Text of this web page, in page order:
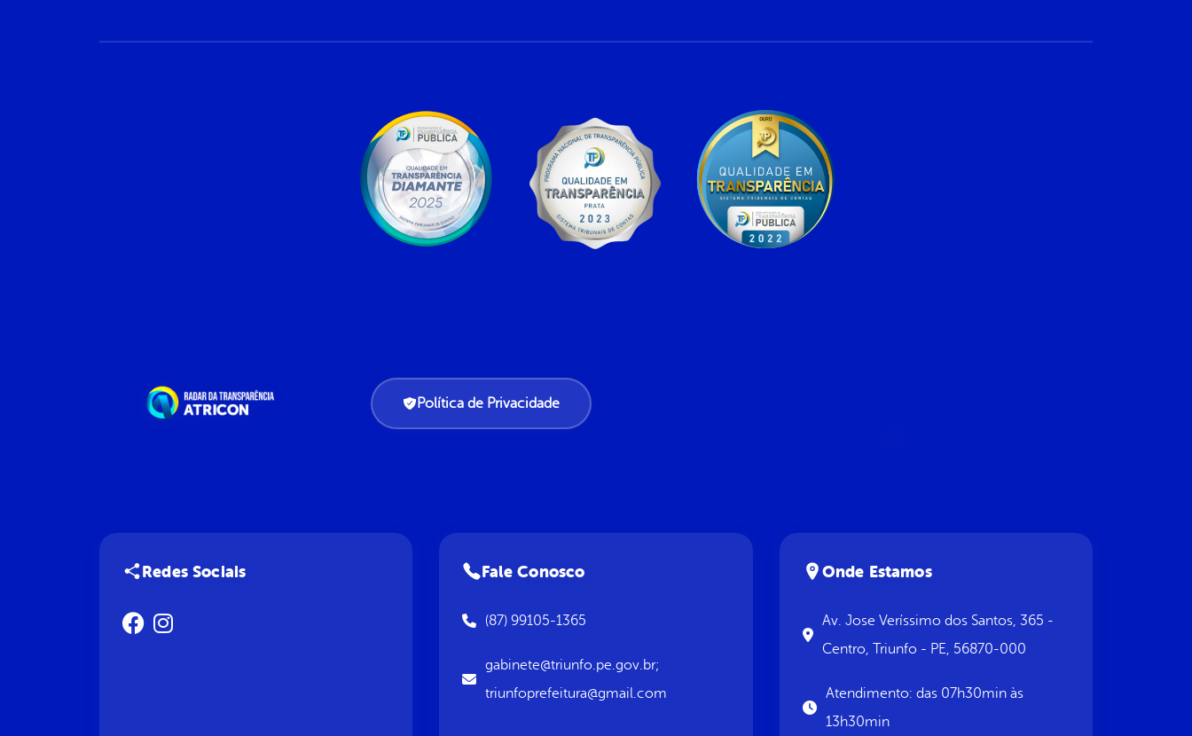
Política de Privacidade
Redes Sociais Fale Conosco
(87) 99105-1365
gabinete@triunfo.pe.gov.br;
triunfoprefeitura@gmail.com
Onde Estamos
Av. Jose Veríssimo dos Santos, 365 -
Centro, Triunfo - PE, 56870-000
Atendimento: das 07h30min às
13h30min